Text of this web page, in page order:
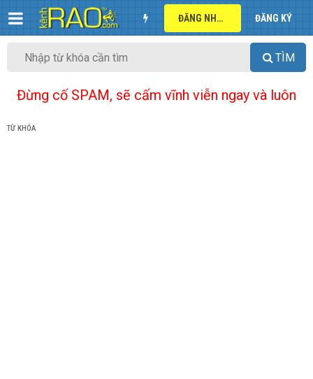
ĐĂNG NHẬP ĐĂNG KÝ
TÌM
Đừng cố SPAM, sẽ cấm vĩnh viễn ngay và luôn
TỪ KHÓA